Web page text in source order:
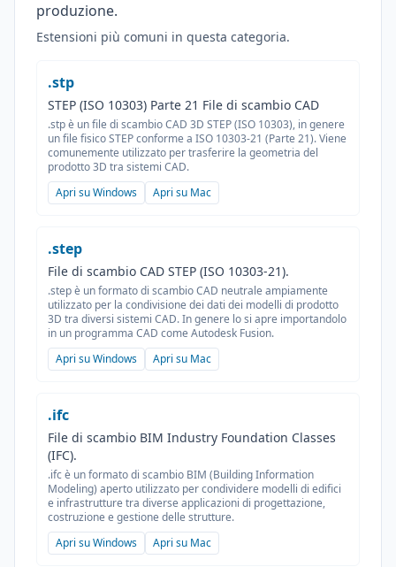
produzione.
Estensioni più comuni in questa categoria.
.stp
STEP (ISO 10303) Parte 21 File di scambio CAD
.stp è un file di scambio CAD 3D STEP (ISO 10303), in genere
un file fisico STEP conforme a ISO 10303-21 (Parte 21). Viene
comunemente utilizzato per trasferire la geometria del
prodotto 3D tra sistemi CAD.
Apri su Windows
Apri su Mac
.step
File di scambio CAD STEP (ISO 10303-21).
.step è un formato di scambio CAD neutrale ampiamente
utilizzato per la condivisione dei dati dei modelli di prodotto
3D tra diversi sistemi CAD. In genere lo si apre importandolo
in un programma CAD come Autodesk Fusion.
Apri su Windows
Apri su Mac
.ifc
File di scambio BIM Industry Foundation Classes
(IFC).
.ifc è un formato di scambio BIM (Building Information
Modeling) aperto utilizzato per condividere modelli di edifici
e infrastrutture tra diverse applicazioni di progettazione,
costruzione e gestione delle strutture.
Apri su Windows
Apri su Mac